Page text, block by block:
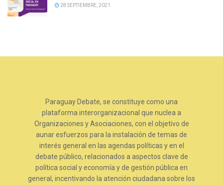
28 SEPTIEMBRE, 2021
Paraguay Debate, se constituye como una
plataforma interorganizacional que nuclea a
Organizaciones y Asociaciones, con el objetivo de
aunar esfuerzos para la instalación de temas de
interés general en las agendas políticas y en el
debate público, relacionados a aspectos clave de
política social y economía y de gestión pública en
general, incentivando la atención ciudadana sobre los